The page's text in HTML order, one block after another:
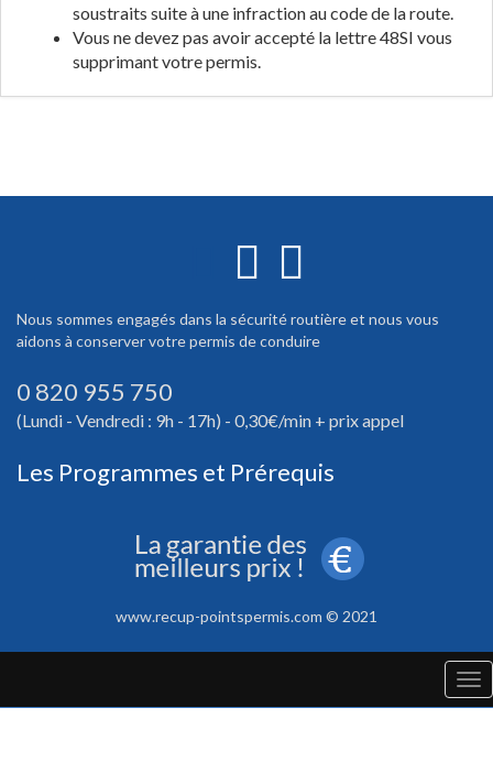
soustraits suite à une infraction au code de la route.
Vous ne devez pas avoir accepté la lettre 48SI vous
supprimant votre permis.
Nous sommes engagés dans la sécurité routière et nous vous
aidons à conserver votre permis de conduire
0 820 955 750
(Lundi - Vendredi : 9h - 17h) - 0,30€/min + prix appel
Les Programmes et Prérequis
www.recup-pointspermis.com © 2021